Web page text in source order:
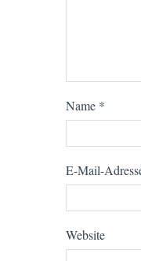
Name *
E-Mail-
Website